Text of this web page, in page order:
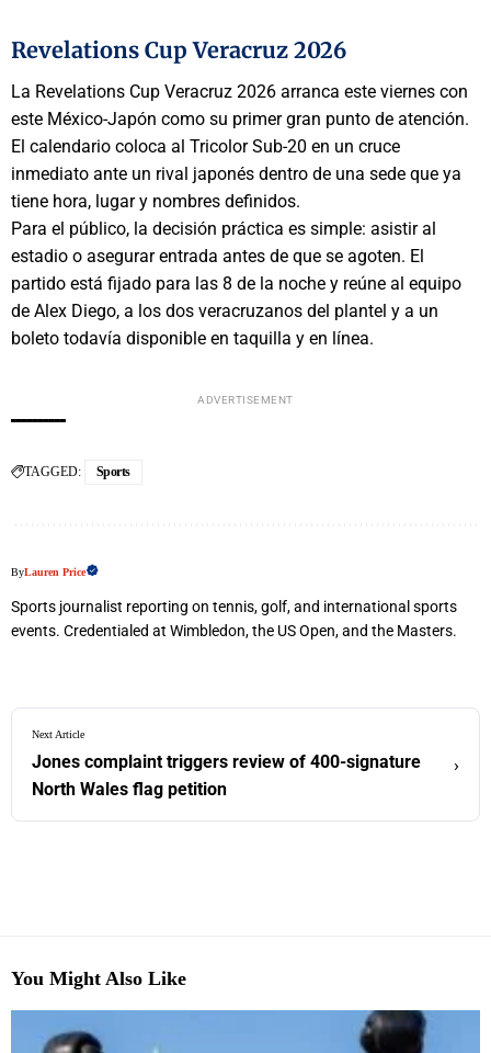
Revelations Cup Veracruz 2026
La Revelations Cup Veracruz 2026 arranca este viernes con
este México-Japón como su primer gran punto de atención.
El calendario coloca al Tricolor Sub-20 en un cruce
inmediato ante un rival japonés dentro de una sede que ya
tiene hora, lugar y nombres definidos.
Para el público, la decisión práctica es simple: asistir al
estadio o asegurar entrada antes de que se agoten. El
partido está fijado para las 8 de la noche y reúne al equipo
de Alex Diego, a los dos veracruzanos del plantel y a un
boleto todavía disponible en taquilla y en línea.
ADVERTISEMENT
TAGGED: Sports
ByLauren Price
Sports journalist reporting on tennis, golf, and international sports
events. Credentialed at Wimbledon, the US Open, and the Masters.
Next Article
Jones complaint triggers review of 400-signature
North Wales flag petition
›
You Might Also Like